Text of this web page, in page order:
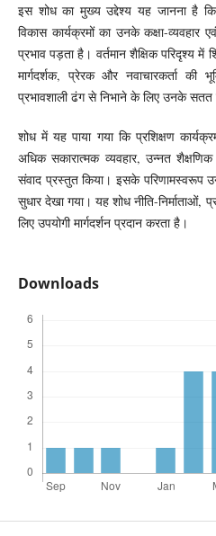
इस शोध का मुख्य उद्देश्य यह जानना है कि
विकास कार्यक्रमों का उनके कक्षा-व्यवहार
प्रभाव पड़ता है। वर्तमान शैक्षिक परिदृश्य
मार्गदर्शक, प्रेरक और नवाचारकर्ता की
प्रभावशाली ढंग से निभाने के लिए उनके
शोध में यह पाया गया कि प्रशिक्षण
अधिक सकारात्मक व्यवहार, उन्नत
संवाद प्रस्तुत किया। इसके परिणामस्वरूप
सुधार देखा गया। यह शोध नीति-
लिए उपयोगी मार्गदर्शन प्रदान करता है।
Downloads